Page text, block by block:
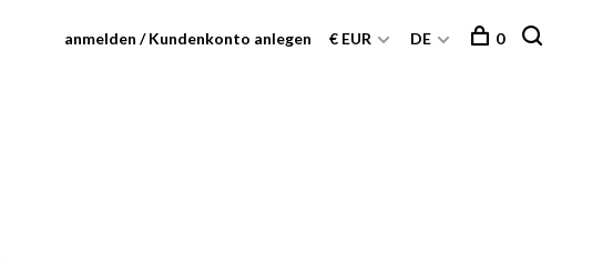
anmelden / Kundenkonto anlegen € EUR DE 0